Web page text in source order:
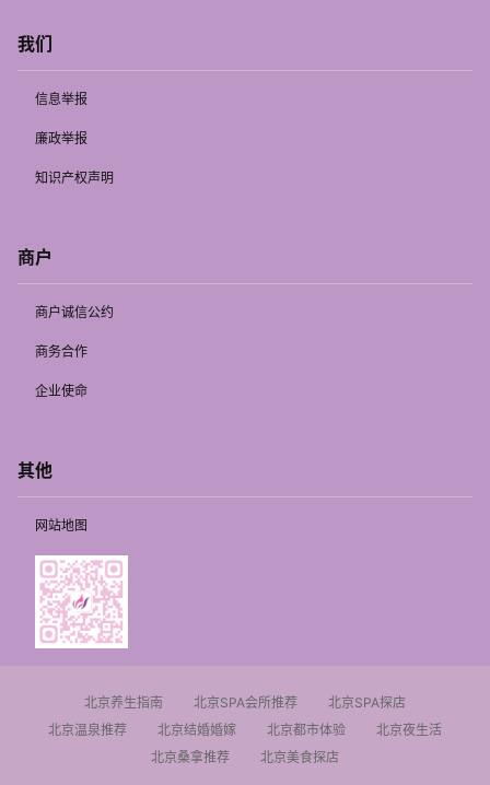
我们
信息举报
廉政举报
知识产权声明
商户
商户诚信公约
商务合作
企业使命
其他
网站地图
北京养生指南 北京SPA会所推荐
北京SPA探店
北京温泉推荐
北京结婚婚嫁 北京都市体验
北京夜生活
北京桑拿推荐
北京美食探店